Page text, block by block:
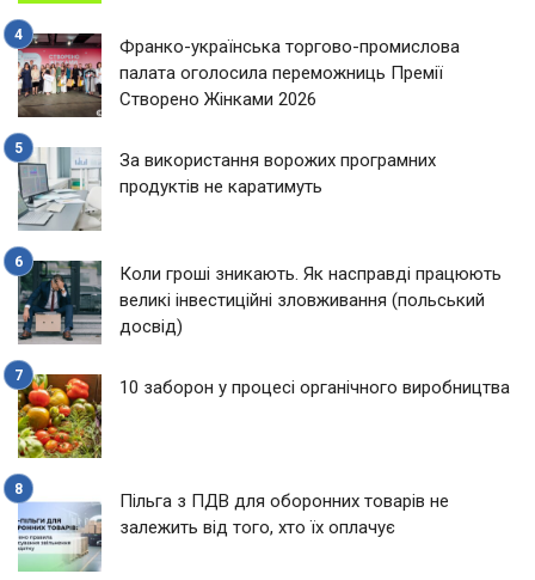
Франко-українська торгово-промислова
палата оголосила переможниць Премії
Створено Жінками 2026
За використання ворожих програмних
продуктів не каратимуть
Коли гроші зникають. Як насправді працюють
великі інвестиційні зловживання (польський
досвід)
10 заборон у процесі органічного виробництва
Пільга з ПДВ для оборонних товарів не
залежить від того, хто їх оплачує